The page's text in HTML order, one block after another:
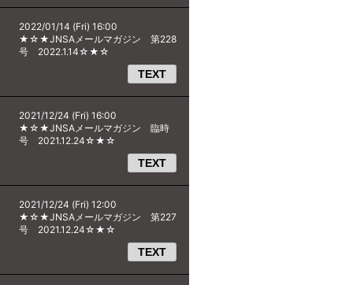
2022/01/14 (Fri) 16:00
★☆★JNSAメールマガジン 第228
号 2022.1.14☆★☆
TEXT
2021/12/24 (Fri) 16:00
★☆★JNSAメールマガジン 臨時
号 2021.12.24☆★☆
TEXT
2021/12/24 (Fri) 12:00
★☆★JNSAメールマガジン 第227
号 2021.12.24☆★☆
TEXT